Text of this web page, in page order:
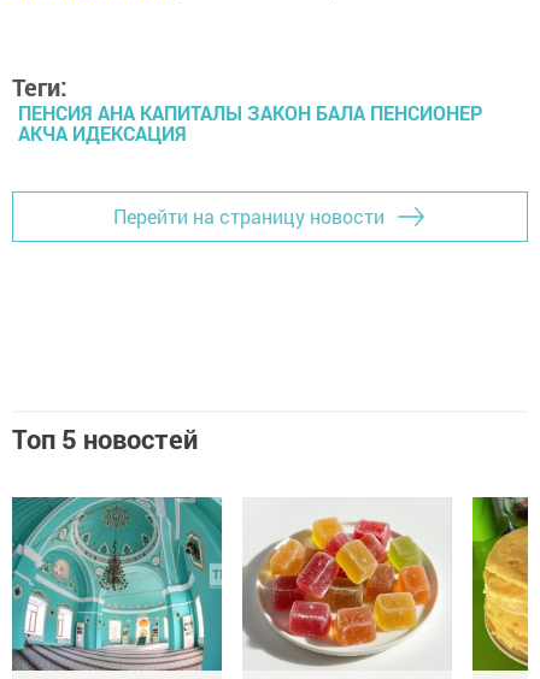
Теги:
ПЕНСИЯ АНА КАПИТАЛЫ ЗАКОН БАЛА ПЕНСИОНЕР
АКЧА ИДЕКСАЦИЯ
Перейти на страницу новости
Топ 5 новостей